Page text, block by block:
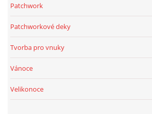
Patchwork
Patchworkové deky
Tvorba pro vnuky
Vánoce
Velikonoce